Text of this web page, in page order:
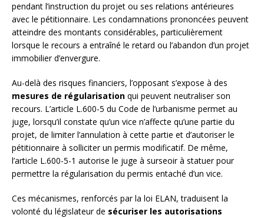
pendant l’instruction du projet ou ses relations antérieures
avec le pétitionnaire. Les condamnations prononcées peuvent
atteindre des montants considérables, particulièrement
lorsque le recours a entraîné le retard ou l’abandon d’un projet
immobilier d’envergure.
Au-delà des risques financiers, l’opposant s’expose à des
mesures de régularisation qui peuvent neutraliser son
recours. L’article L.600-5 du Code de l’urbanisme permet au
juge, lorsqu’il constate qu’un vice n’affecte qu’une partie du
projet, de limiter l’annulation à cette partie et d’autoriser le
pétitionnaire à solliciter un permis modificatif. De même,
l’article L.600-5-1 autorise le juge à surseoir à statuer pour
permettre la régularisation du permis entaché d’un vice.
Ces mécanismes, renforcés par la loi ELAN, traduisent la
volonté du législateur de sécuriser les autorisations